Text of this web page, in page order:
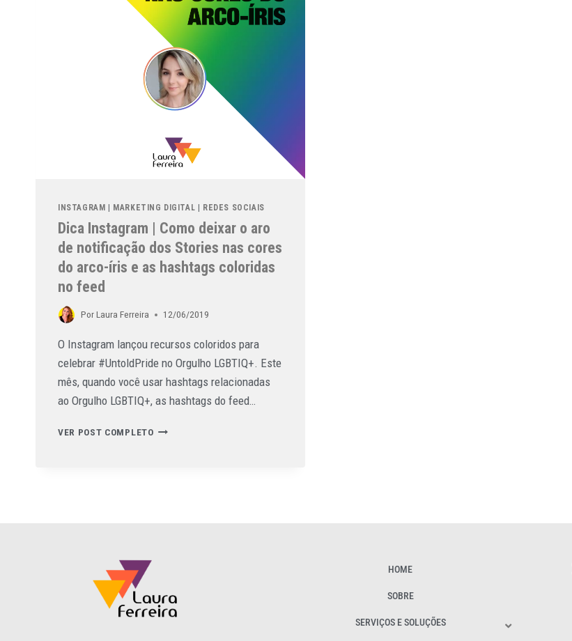
INSTAGRAM | MARKETING DIGITAL | REDES SOCIAIS
Dica Instagram | Como deixar o aro
de notificação dos Stories nas cores
do arco-íris e as hashtags coloridas
no feed
PorLaura Ferreira 12/06/2019
O Instagram lançou recursos coloridos para
celebrar #UntoldPride no Orgulho LGBTIQ+. Este
mês, quando você usar hashtags relacionadas
ao Orgulho LGBTIQ+, as hashtags do feed…
VER POST COMPLETO
HOME
SOBRE
SERVIÇOS E SOLUÇÕES